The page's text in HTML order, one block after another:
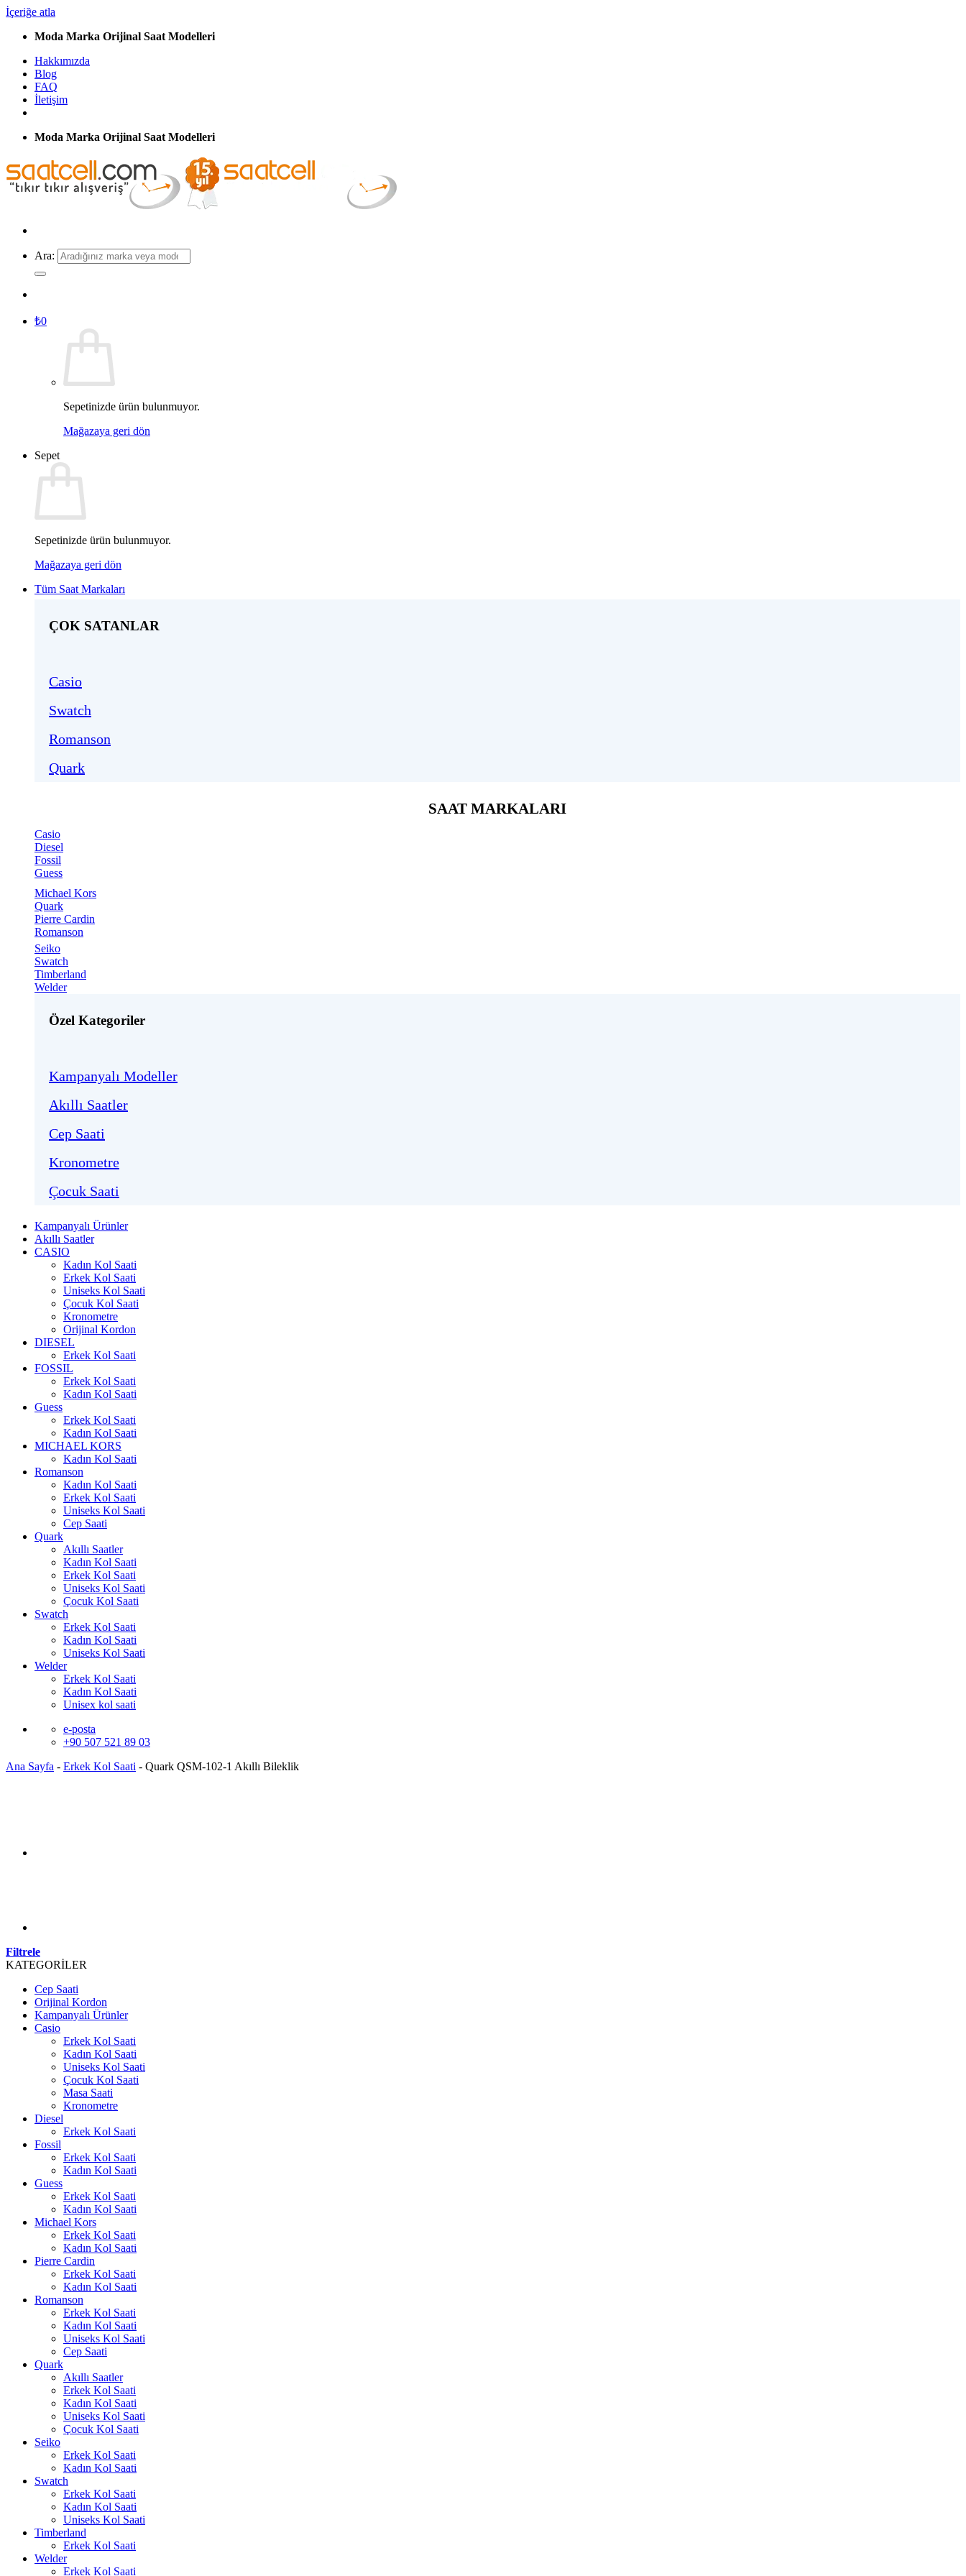
İçeriğe atla
Moda Marka Orijinal Saat Modelleri
Hakkımızda
Blog
FAQ
İletişim
Moda Marka Orijinal Saat Modelleri
Ara:
₺0
Sepetinizde ürün bulunmuyor.
Mağazaya geri dön
Sepet
Sepetinizde ürün bulunmuyor.
Mağazaya geri dön
Tüm Saat Markaları
ÇOK SATANLAR
Casio
Swatch
Romanson
Quark
SAAT MARKALARI
Casio
Diesel
Fossil
Guess
Michael Kors
Quark
Pierre Cardin
Romanson
Seiko
Swatch
Timberland
Welder
Özel Kategoriler
Kampanyalı Modeller
Akıllı Saatler
Cep Saati
Kronometre
Çocuk Saati
Kampanyalı Ürünler
Akıllı Saatler
CASIO
Kadın Kol Saati
Erkek Kol Saati
Uniseks Kol Saati
Çocuk Kol Saati
Kronometre
Orijinal Kordon
DIESEL
Erkek Kol Saati
FOSSIL
Erkek Kol Saati
Kadın Kol Saati
Guess
Erkek Kol Saati
Kadın Kol Saati
MICHAEL KORS
Kadın Kol Saati
Romanson
Kadın Kol Saati
Erkek Kol Saati
Uniseks Kol Saati
Cep Saati
Quark
Akıllı Saatler
Kadın Kol Saati
Erkek Kol Saati
Uniseks Kol Saati
Çocuk Kol Saati
Swatch
Erkek Kol Saati
Kadın Kol Saati
Uniseks Kol Saati
Welder
Erkek Kol Saati
Kadın Kol Saati
Unisex kol saati
e-posta
+90 507 521 89 03
Ana Sayfa - Erkek Kol Saati - Quark QSM-102-1 Akıllı Bileklik
Filtrele
KATEGORİLER
Cep Saati
Orijinal Kordon
Kampanyalı Ürünler
Casio
Erkek Kol Saati
Kadın Kol Saati
Uniseks Kol Saati
Çocuk Kol Saati
Masa Saati
Kronometre
Diesel
Erkek Kol Saati
Fossil
Erkek Kol Saati
Kadın Kol Saati
Guess
Erkek Kol Saati
Kadın Kol Saati
Michael Kors
Erkek Kol Saati
Kadın Kol Saati
Pierre Cardin
Erkek Kol Saati
Kadın Kol Saati
Romanson
Erkek Kol Saati
Kadın Kol Saati
Uniseks Kol Saati
Cep Saati
Quark
Akıllı Saatler
Erkek Kol Saati
Kadın Kol Saati
Uniseks Kol Saati
Çocuk Kol Saati
Seiko
Erkek Kol Saati
Kadın Kol Saati
Swatch
Erkek Kol Saati
Kadın Kol Saati
Uniseks Kol Saati
Timberland
Erkek Kol Saati
Welder
Erkek Kol Saati